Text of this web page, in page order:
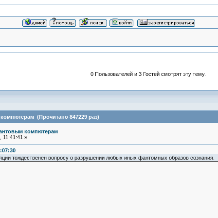
0 Пользователей и 3 Гостей смотрят эту тему.
(Прочитано 847229 раз)
компютерам
»
тождественен вопросу о разрушении любых иных фантомных образов сознания.